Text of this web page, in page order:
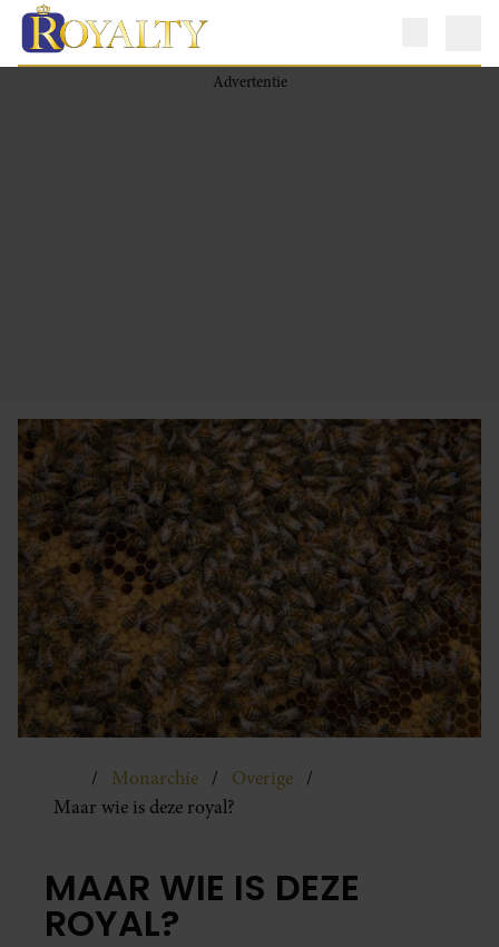
Monarchie
Overige
Maar wie is deze royal?
MAAR WIE IS DEZE
ROYAL?